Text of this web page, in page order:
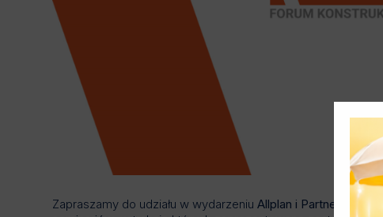
Zapraszamy do udziału w wydarzeniu Allplan i Partnerzy –